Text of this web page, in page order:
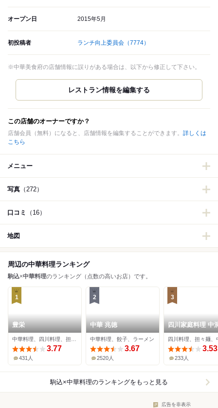
オープン日 2015年5月
初投稿者 ランチ向上委員会 （7774）
※中華美食府の店舗情報に誤りがある場合は、以下から修正して下さい。
この店舗のオーナーですか？
店舗会員（無料）になると、店舗情報を編集することができます。 詳しくは
こちら
メニュー
写真 （272）
口コミ （16）
地図
周辺の中華料理ランキング
駒込×中華料理のランキング（点数の高いお店）です。
1
豊栄
3.77
431人
2
中華 兆徳
中華料理、餃子、ラーメン
3.67
2520人
3
四川家庭料理 中
3.53
233人
駒込×中華料理のランキングをもっと見る
広告を非表示